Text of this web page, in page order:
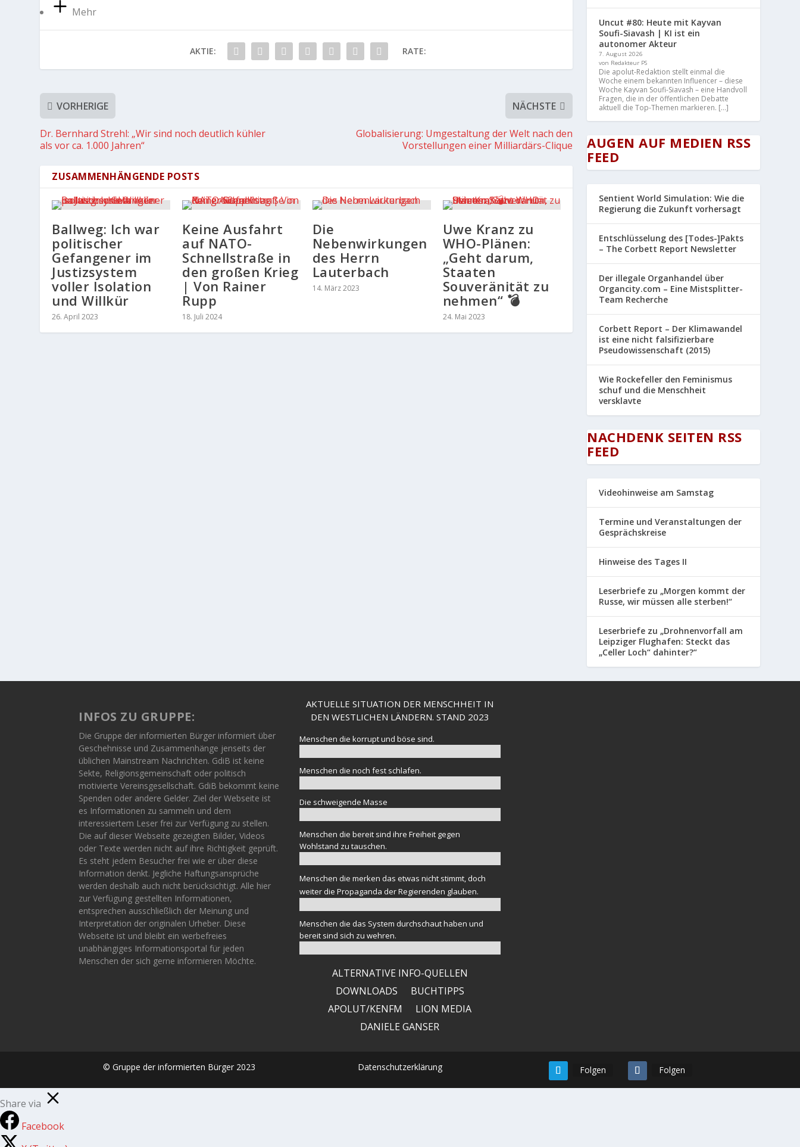
Mehr
AKTIE: RATE:
VORHERIGE
Dr. Bernhard Strehl: „Wir sind noch deutlich kühler
als vor ca. 1.000 Jahren“
NÄCHSTE
Globalisierung: Umgestaltung der Welt nach den
Vorstellungen einer Milliardärs-Clique
ZUSAMMENHÄNGENDE POSTS
Ballweg: Ich war
politischer
Gefangener im
Justizsystem
voller Isolation
und Willkür
26. April 2023
Keine Ausfahrt
auf NATO-
Schnellstraße in
den großen Krieg
| Von Rainer
Rupp
18. Juli 2024
Die
Nebenwirkungen
des Herrn
Lauterbach
14. März 2023
Uwe Kranz zu
WHO-Plänen:
„Geht darum,
Staaten
Souveränität zu
nehmen“ 💣
24. Mai 2023
Uncut #80: Heute mit Kayvan
Soufi-Siavash | KI ist ein
autonomer Akteur
7. August 2026
von Redakteur PS
Die apolut-Redaktion stellt einmal die
Woche einem bekannten Influencer – diese
Woche Kayvan Soufi-Siavash – eine Handvoll
Fragen, die in der öffentlichen Debatte
aktuell die Top-Themen markieren. […]
AUGEN AUF MEDIEN RSS
FEED
Sentient World Simulation: Wie die
Regierung die Zukunft vorhersagt
Entschlüsselung des [Todes-]Pakts
– The Corbett Report Newsletter
Der illegale Organhandel über
Organcity.com – Eine Mistsplitter-
Team Recherche
Corbett Report – Der Klimawandel
ist eine nicht falsifizierbare
Pseudowissenschaft (2015)
Wie Rockefeller den Feminismus
schuf und die Menschheit
versklavte
NACHDENK SEITEN RSS
FEED
Videohinweise am Samstag
Termine und Veranstaltungen der
Gesprächskreise
Hinweise des Tages II
Leserbriefe zu „Morgen kommt der
Russe, wir müssen alle sterben!“
Leserbriefe zu „Drohnenvorfall am
Leipziger Flughafen: Steckt das
„Celler Loch“ dahinter?“
INFOS ZU GRUPPE:
Die Gruppe der informierten Bürger informiert über
Geschehnisse und Zusammenhänge jenseits der
üblichen Mainstream Nachrichten. GdiB ist keine
Sekte, Religionsgemeinschaft oder politisch
motivierte Vereinsgesellschaft. GdiB bekommt keine
Spenden oder andere Gelder. Ziel der Webseite ist
es Informationen zu sammeln und dem
interessiertem Leser frei zur Verfügung zu stellen.
Die auf dieser Webseite gezeigten Bilder, Videos
oder Texte werden nicht auf ihre Richtigkeit geprüft.
Es steht jedem Besucher frei wie er über diese
Information denkt. Jegliche Haftungsansprüche
werden deshalb auch nicht berücksichtigt. Alle hier
zur Verfügung gestellten Informationen,
entsprechen ausschließlich der Meinung und
Interpretation der originalen Urheber. Diese
Webseite ist und bleibt ein werbefreies
unabhängiges Informationsportal für jeden
Menschen der sich gerne informieren Möchte.
AKTUELLE SITUATION DER MENSCHHEIT IN
DEN WESTLICHEN LÄNDERN. STAND 2023
Menschen die korrupt und böse sind.
Menschen die noch fest schlafen.
Die schweigende Masse
Menschen die bereit sind ihre Freiheit gegen
Wohlstand zu tauschen.
Menschen die merken das etwas nicht stimmt, doch
weiter die Propaganda der Regierenden glauben.
Menschen die das System durchschaut haben und
bereit sind sich zu wehren.
ALTERNATIVE INFO-QUELLEN
DOWNLOADS
BUCHTIPPS
APOLUT/KENFM
LION MEDIA
DANIELE GANSER
© Gruppe der informierten Bürger 2023 Datenschutzerklärung Folgen Folgen
Share via
Facebook